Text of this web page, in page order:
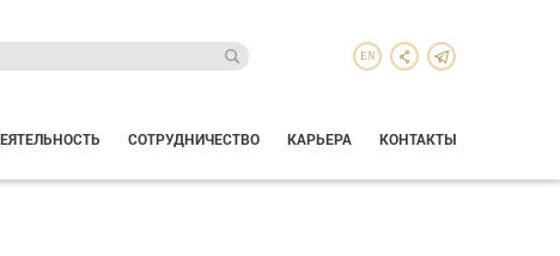
EN
СОТРУДНИЧЕСТВО КАРЬЕРА КОНТАКТЫ